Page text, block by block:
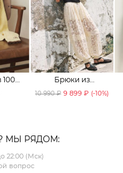
Брюки из
смесового хлопка
10 990 ₽ 9 899 ₽ (-10%)
МЫ РЯДОМ:
22:00 (Мск)
вопрос